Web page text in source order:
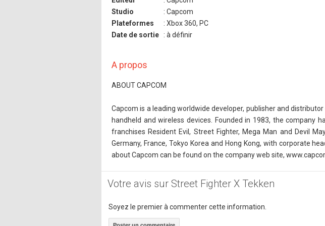
Studio
: Capcom
Plateformes
: Xbox 360, PC
Date de sortie
: à définir
A propos
ABOUT CAPCOM
Capcom is a leading worldwide developer, publisher and
handheld and wireless devices. Founded in 1983, the company
franchises Resident Evil, Street Fighter, Mega Man and Devil
Germany, France, Tokyo Korea and Hong Kong, with corporate
about Capcom can be found on the company web site,
Votre avis sur Street Fighter X Tekken
Soyez le premier à commenter cette information.